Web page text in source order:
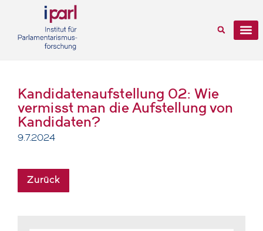
Kandidatenaufstellung 02: Wie
vermisst man die Aufstellung von
Kandidaten?
9.7.2024
Zurück